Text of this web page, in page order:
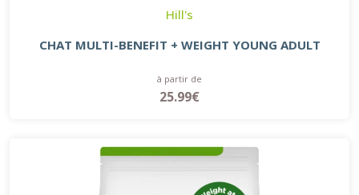
Hill's
CHAT MULTI-BENEFIT + WEIGHT YOUNG ADULT
à partir de
25.99€